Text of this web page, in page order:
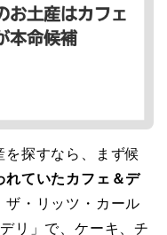
を探すなら、まず候
れていたカフェ＆デ
ザ・リッツ・カール
リ」で、ケーキ、チ